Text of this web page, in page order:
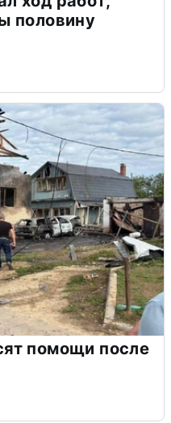
половину
помощи после